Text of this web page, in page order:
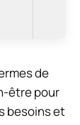
de
être pour
besoins et